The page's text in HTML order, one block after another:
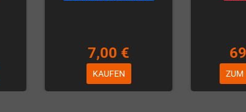
7,00 €
KAUFEN ZUM